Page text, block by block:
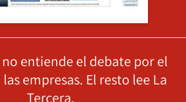
entiende el debate por el
empresas. El resto lee La
Tercera.